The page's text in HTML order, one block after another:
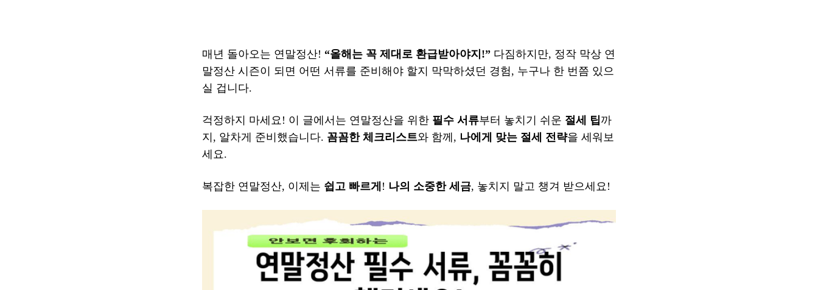
매년 돌아오는 연말정산! “올해는 꼭 제대로 환급받아야지!” 다짐하지만, 정작 막상 연
말정산 시즌이 되면 어떤 서류를 준비해야 할지 막막하셨던 경험, 누구나 한 번쯤 있으
실 겁니다.
걱정하지 마세요! 이 글에서는 연말정산을 위한 필수 서류부터 놓치기 쉬운 절세 팁까
지, 알차게 준비했습니다. 꼼꼼한 체크리스트와 함께, 나에게 맞는 절세 전략을 세워보
세요.
복잡한 연말정산, 이제는 쉽고 빠르게 ! 나의 소중한 세금, 놓치지 말고 챙겨 받으세요!